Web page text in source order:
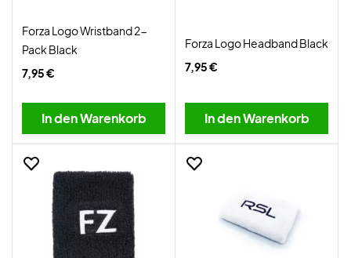
Forza Logo Wristband 2-
Pack Black
7,95 €
In den Warenkorb
Forza Logo Headband Black
7,95 €
In den Warenkorb